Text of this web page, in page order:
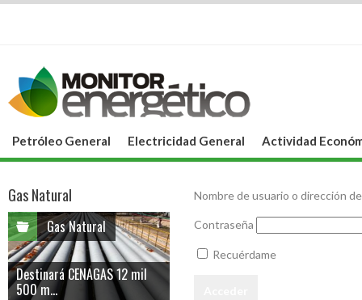
Petróleo General Electricidad General Actividad
Nombre de usuario o dirección
Contraseña
Recuérdame
Gas Natural
Gas Natural
Destinará CENAGAS 12 mil
500 m...